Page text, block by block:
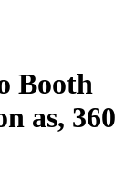
Booth
as, 360